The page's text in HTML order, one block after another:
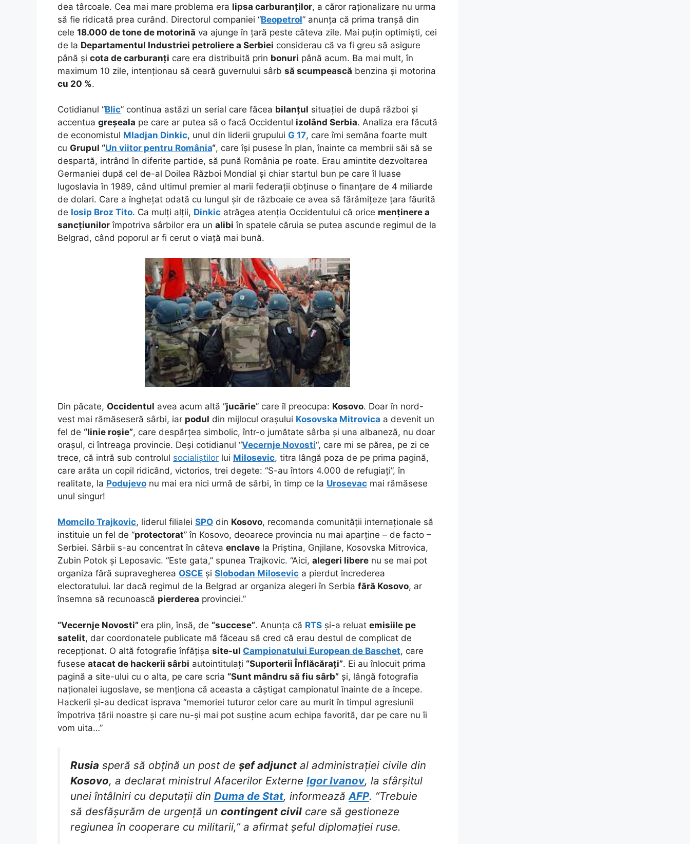
dea târcoale. Cea mai mare problema era lipsa carburanților, a căror raționalizare nu urma
să fie ridicată prea curând. Directorul companiei “Beopetrol” anunța că prima tranșă din
cele 18.000 de tone de motorină va ajunge în țară peste câteva zile. Mai puțin optimiști, cei
de la Departamentul Industriei petroliere a Serbiei considerau că va fi greu să asigure
până și cota de carburanți care era distribuită prin bonuri până acum. Ba mai mult, în
maximum 10 zile, intenționau să ceară guvernului sârb să scumpească benzina și motorina
cu 20 %.
Cotidianul “Blic” continua astăzi un serial care făcea bilanțul situației de după război și
accentua greșeala pe care ar putea să o facă Occidentul izolând Serbia. Analiza era făcută
de economistul Mladjan Dinkic, unul din liderii grupului G 17, care îmi semăna foarte mult
cu Grupul “Un viitor pentru România“, care își pusese în plan, înainte ca membrii săi să se
despartă, intrând în diferite partide, să pună România pe roate. Erau amintite dezvoltarea
Germaniei după cel de-al Doilea Război Mondial și chiar startul bun pe care îl luase
Iugoslavia în 1989, când ultimul premier al marii federații obținuse o finanțare de 4 miliarde
de dolari. Care a înghețat odată cu lungul șir de războaie ce avea să fărâmițeze țara făurită
de Iosip Broz Tito. Ca mulți alții, Dinkic atrăgea atenția Occidentului că orice menținere a
sancțiunilor împotriva sârbilor era un alibi în spatele căruia se putea ascunde regimul de la
Belgrad, când poporul ar fi cerut o viață mai bună.
Din păcate, Occidentul avea acum altă “jucărie” care îl preocupa: Kosovo. Doar în nord-
vest mai rămăseseră sârbi, iar podul din mijlocul orașului Kosovska Mitrovica a devenit un
fel de “linie roșie”, care despărțea simbolic, într-o jumătate sârba și una albaneză, nu doar
orașul, ci întreaga provincie. Deși cotidianul “Vecernje Novosti“, care mi se părea, pe zi ce
trece, că intră sub controlul socialiștilor lui Milosevic, titra lângă poza de pe prima pagină,
care arăta un copil ridicând, victorios, trei degete: “S-au întors 4.000 de refugiați”, în
realitate, la Podujevo nu mai era nici urmă de sârbi, în timp ce la Urosevac mai rămăsese
unul singur!
Momcilo Trajkovic, liderul filialei SPO din Kosovo, recomanda comunității internaționale să
instituie un fel de “protectorat” în Kosovo, deoarece provincia nu mai aparține – de facto –
Serbiei. Sârbii s-au concentrat în câteva enclave la Priștina, Gnjilane, Kosovska Mitrovica,
Zubin Potok și Leposavic. “Este gata,” spunea Trajkovic. “Aici, alegeri libere nu se mai pot
organiza fără supravegherea OSCE și Slobodan Milosevic a pierdut încrederea
electoratului. Iar dacă regimul de la Belgrad ar organiza alegeri în Serbia fără Kosovo, ar
însemna să recunoască pierderea provinciei.”
“Vecernje Novosti” era plin, însă, de “succese”. Anunța că RTS și-a reluat emisiile pe
satelit, dar coordonatele publicate mă făceau să cred că erau destul de complicat de
recepționat. O altă fotografie înfățișa site-ul Campionatului European de Baschet, care
fusese atacat de hackerii sârbi autointitulați “Suporterii Înflăcărați”. Ei au înlocuit prima
pagină a site-ului cu o alta, pe care scria “Sunt mândru să fiu sârb” și, lângă fotografia
naționalei iugoslave, se menționa că aceasta a câștigat campionatul înainte de a începe.
Hackerii și-au dedicat isprava “memoriei tuturor celor care au murit în timpul agresiunii
împotriva țării noastre și care nu-și mai pot susține acum echipa favorită, dar pe care nu îi
vom uita…”
Rusia speră să obțină un post de șef adjunct al administrației civile din
Kosovo, a declarat ministrul Afacerilor Externe Igor Ivanov, la sfârșitul
unei întâlniri cu deputații din Duma de Stat, informeazăAFP. “Trebuie
să desfășurăm de urgență un contingent civil care să gestioneze
regiunea în cooperare cu militarii,” a afirmat șeful diplomației ruse.